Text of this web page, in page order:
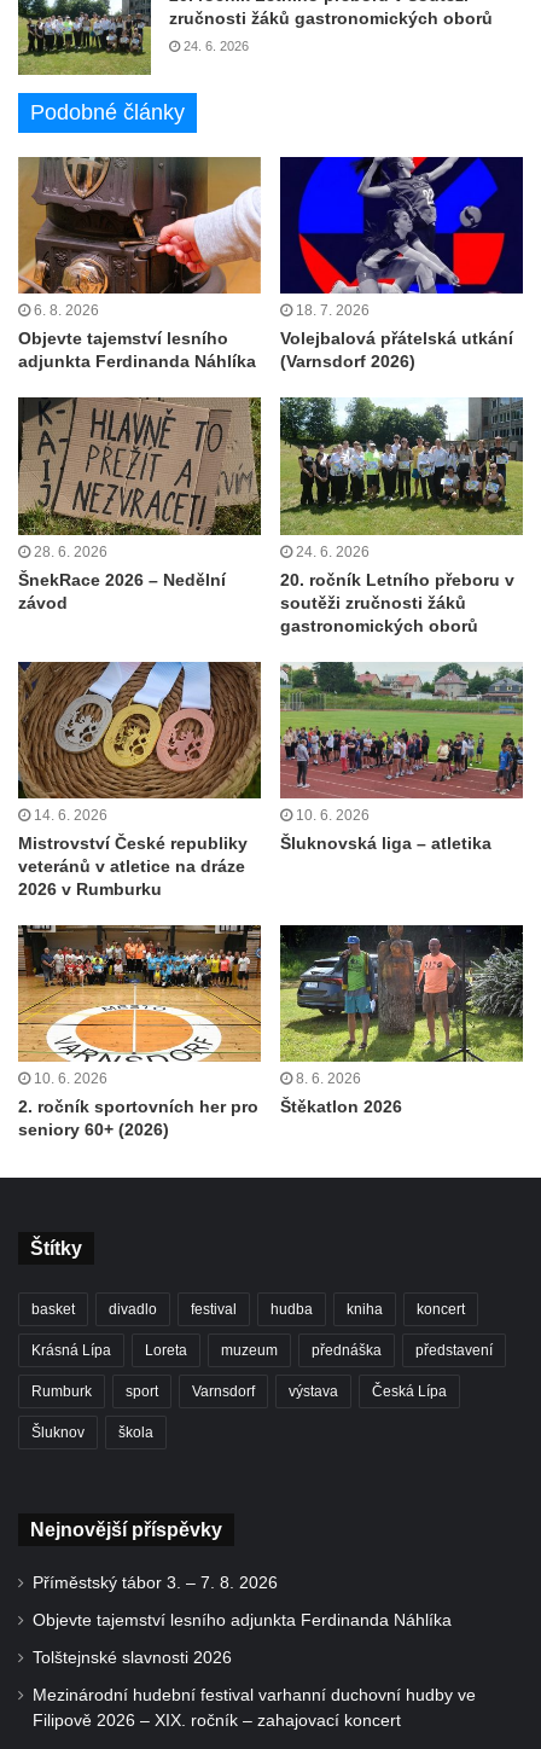
zručnosti žáků gastronomických oborů
24. 6. 2026
Podobné články
6. 8. 2026
Objevte tajemství lesního
adjunkta Ferdinanda Náhlíka
18. 7. 2026
Volejbalová přátelská utkání
(Varnsdorf 2026)
28. 6. 2026
ŠnekRace 2026 – Nedělní
závod
24. 6. 2026
20. ročník Letního přeboru v
soutěži zručnosti žáků
gastronomických oborů
14. 6. 2026
Mistrovství České republiky
veteránů v atletice na dráze
2026 v Rumburku
10. 6. 2026
Šluknovská liga – atletika
10. 6. 2026
2. ročník sportovních her pro
seniory 60+ (2026)
8. 6. 2026
Štěkatlon 2026
Štítky
basket divadlo festival hudba kniha koncert
Krásná Lípa Loreta muzeum přednáška představení
Rumburk sport Varnsdorf výstava Česká Lípa
Šluknov škola
Nejnovější příspěvky
Příměstský tábor 3. – 7. 8. 2026
Objevte tajemství lesního adjunkta Ferdinanda Náhlíka
Tolštejnské slavnosti 2026
Mezinárodní hudební festival varhanní duchovní hudby ve
Filipově 2026 – XIX. ročník – zahajovací koncert